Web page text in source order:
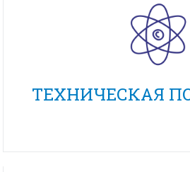
ТЕХНИЧЕСКАЯ